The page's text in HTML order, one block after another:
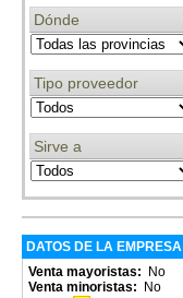
Dónde
Tipo proveedor
Sirve a
DATOS DE LA EMPRESA
Venta mayoristas:
No
Venta minoristas:
No